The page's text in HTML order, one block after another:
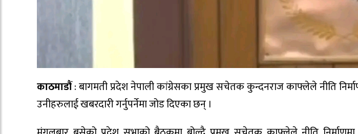
काठमाडौं: बागमती प्रदेश नेपाली कांग्रेसका प्रमुख सचेतक कुन्दनराज काफ्लेले नीति
उनीहरुलाई खबरदारी गर्नुपर्नेमा जोड दिएका छन् ।